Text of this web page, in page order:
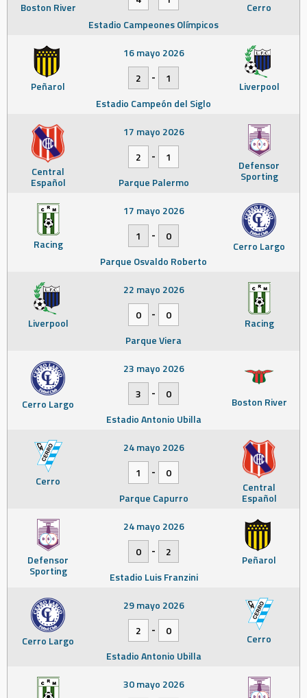
Boston River Cerro
Estadio Campeones Olímpicos
Peñarol Liverpool
16 mayo 2026
2
-
1
Estadio Campeón del Siglo
Central
Español
Defensor
Sporting
17 mayo 2026
2
-
1
Parque Palermo
Racing Cerro Largo
17 mayo 2026
1
-
0
Parque Osvaldo Roberto
Liverpool Racing
22 mayo 2026
0
-
0
Parque Viera
Cerro Largo Boston River
23 mayo 2026
3
-
0
Estadio Antonio Ubilla
Cerro Central
Español
24 mayo 2026
1
-
0
Parque Capurro
Defensor
Sporting
Peñarol
24 mayo 2026
0
-
2
Estadio Luis Franzini
Cerro Largo Cerro
29 mayo 2026
2
-
0
Estadio Antonio Ubilla
30 mayo 2026